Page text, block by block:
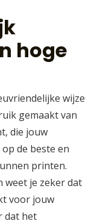
hoge
wijze
gemaakt van
die jouw
de beste en
printen.
weet je zeker dat
voor jouw
dat het